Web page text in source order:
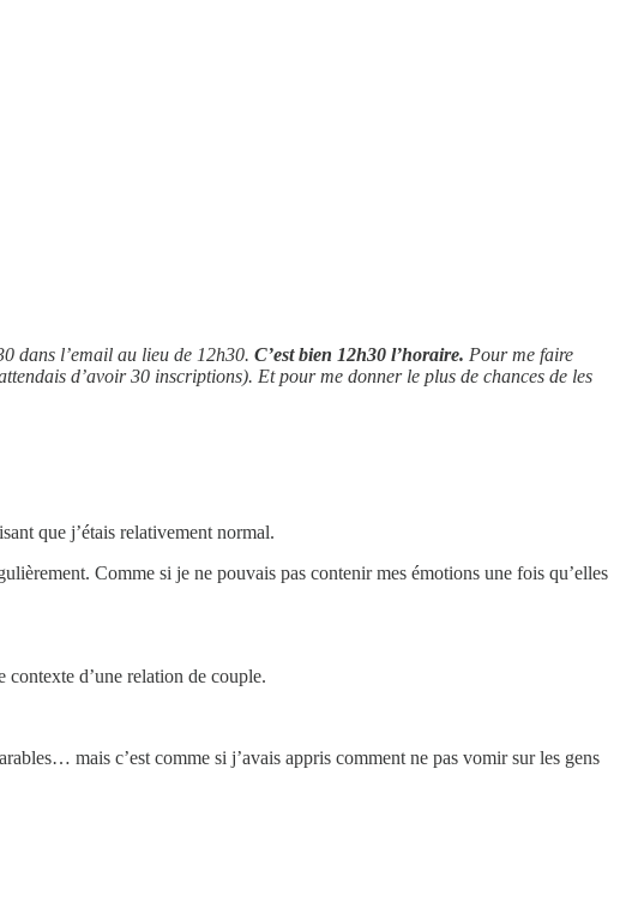
dans l’email au lieu de 12h30. C’est bien 12h30 l’horaire. Pour me faire
d’avoir 30 inscriptions). Et pour me donner le plus de chances de les
que j’étais relativement normal.
Comme si je ne pouvais pas contenir mes émotions une fois qu’elles
contexte d’une relation de couple.
mais c’est comme si j’avais appris comment ne pas vomir sur les gens